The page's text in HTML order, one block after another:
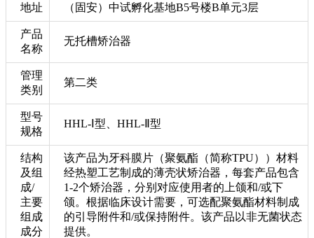
地址
（固安）中试孵化基地B5号楼B单元3层
产品
名称
无托槽矫治器
管理
类别
第二类
型号
规格
HHL-Ⅰ型、HHL-Ⅱ型
结构
及组
成/
主要
组成
成分
该产品为牙科膜片（聚氨酯（简称TPU））材料
经热塑工艺制成的薄壳状矫治器，每套产品包含
1-2个矫治器，分别对应使用者的上颌和/或下
颌。根据临床设计需要，可选配聚氨酯材料制成
的引导附件和/或保持附件。该产品以非无菌状态
提供。